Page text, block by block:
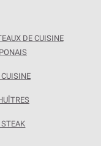
DE CUISINE
STEAK